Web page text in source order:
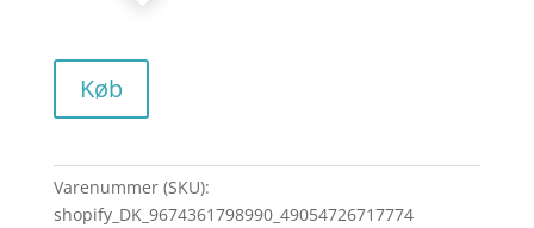
Køb
Varenummer (SKU):
shopify_DK_9674361798990_49054726717774